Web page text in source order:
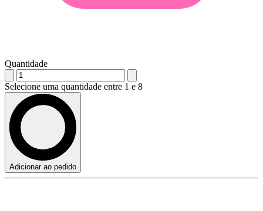
Quantidade
Selecione uma quantidade entre 1 e 8
Adicionar ao pedido